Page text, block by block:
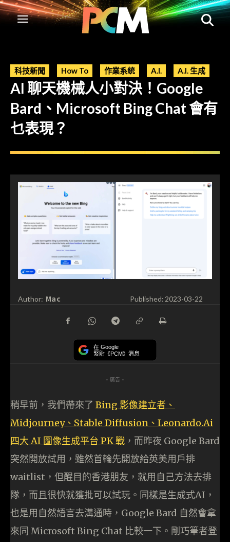
科技新聞 How To 作業系統 A.I. A.I. 生成
AI 聊天機械人小對決！Google
Bard、Microsoft Bing Chat 會有
乜表現？
Author: Mac Published:2023-03-22
在 Google
緊貼《PCM》消息
- 廣告 -
稍早前，我們帶來了 Bing 影像建立者、
Midjourney、Stable Diffusion、Leonardo.Ai
四大 AI 圖像生成平台 PK 戰 ，而昨夜 Google Bard
突然開放試用，雖然首輪先開放給英美用戶排
waitlist，但醒目的香港朋友，就用自己方法去排
隊，而且很快就獲批可以試玩。同樣是生成式AI，
也是用自然語言去溝通時，Google Bard 自然會拿
來同 Microsoft Bing Chat 比較一下。剛巧筆者登